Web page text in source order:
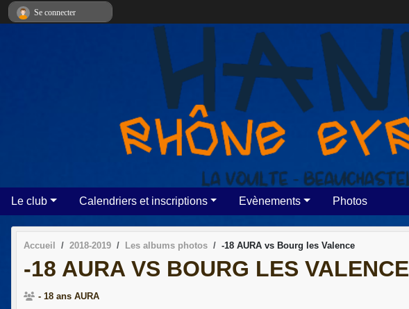
Le club Calendriers et inscriptions Evènements Photos
Accueil 2018-2019 Les albums photos -18 AURA vs Bourg les Valence
-18 AURA VS BOURG LES VALENCE
- 18 ans AURA
Se connecter
Panneau de gestion des cookies